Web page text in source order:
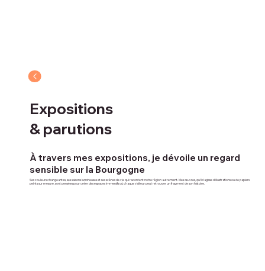
Expositions
& parutions
À travers mes expositions, je dévoile un regard
sensible sur la Bourgogne
Ses couleurs changeantes, ses saisons lumineuses et ses scènes de vie qui racontent notre région autrement. Mes œuvres, qu’il s’agisse d’illustrations ou de papiers
peints sur mesure, sont pensées pour créer des espaces immersifs où chaque visiteur peut retrouver un fragment de son histoire.